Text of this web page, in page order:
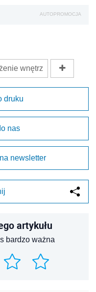
AUTOPROMOCJA
wnętrz
druku
nas
newsletter
artykułu
bardzo ważna